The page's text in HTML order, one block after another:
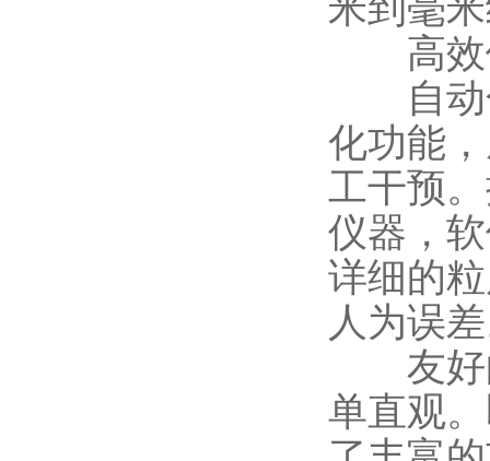
米到毫
高效
自动化
化功能
工干预
仪器，
详细的
人为误
友好的
单直观